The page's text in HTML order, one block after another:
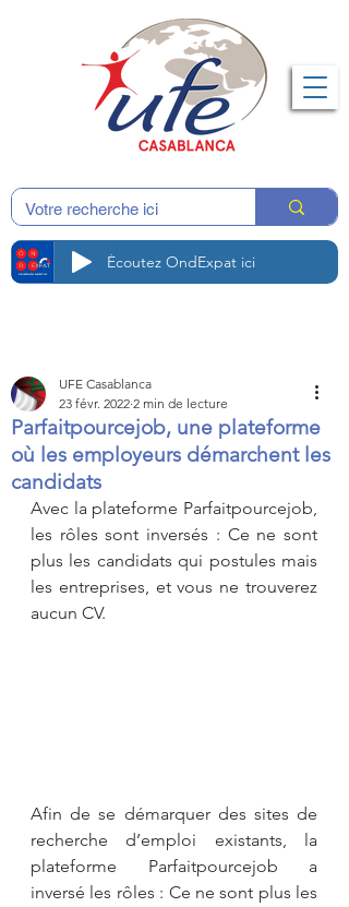
Écoutez OndExpat ici
Parfaitpourcejob, une plateforme
où les employeurs démarchent les
candidats
UFE Casablanca
23 févr. 2022 2 min de lecture
Avec la plateforme Parfaitpourcejob,
les rôles sont inversés : Ce ne sont
plus les candidats qui postules mais
les entreprises, et vous ne trouverez
aucun CV.
Afin de se démarquer des sites de
recherche d’emploi existants, la
plateforme Parfaitpourcejob a
inversé les rôles : Ce ne sont plus les